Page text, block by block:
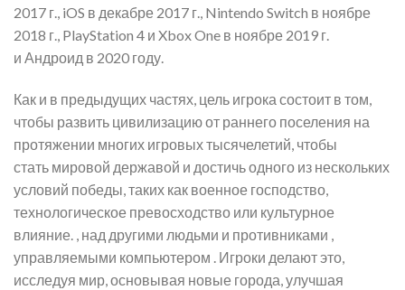
2017 г., iOS в декабре 2017 г., Nintendo Switch в ноябре
2018 г., PlayStation 4 и Xbox One в ноябре 2019 г.
и Андроид в 2020 году.
Как и в предыдущих частях, цель игрока состоит в том,
чтобы развить цивилизацию от раннего поселения на
протяжении многих игровых тысячелетий, чтобы
стать мировой державой и достичь одного из нескольких
условий победы, таких как военное господство,
технологическое превосходство или культурное
влияние. , над другими людьми и противниками ,
управляемыми компьютером . Игроки делают это,
исследуя мир, основывая новые города, улучшая